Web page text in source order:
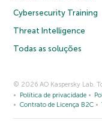
Cybersecurity Training
Threat Intelligence
Todas as soluções
© 2026 AO Kaspersky Lab.
Política de privacidade
Contrato de Licença B2C